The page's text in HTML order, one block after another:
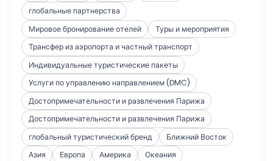
глобальные партнерства
Мировое бронирование отелей
Туры и мероприятия
Трансфер из аэропорта и частный транспорт
Индивидуальные туристические пакеты
Услуги по управлению направлением (DMC)
Достопримечательности и развлечения Парижа
Достопримечательности и развлечения Парижа
глобальный туристический бренд
Ближний Восток
Азия
Европа Америка
Океания